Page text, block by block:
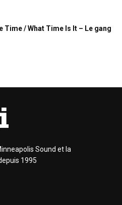
Time / What Time Is It – Le gang
Sound et la
1995